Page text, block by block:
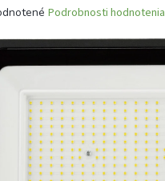
Podrobnosti hodnotenia